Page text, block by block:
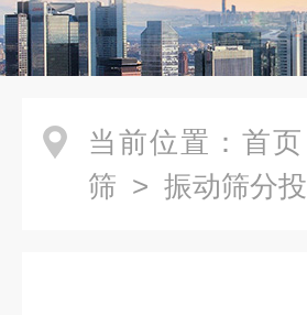
当前位置： 首页
筛 > 振动筛分